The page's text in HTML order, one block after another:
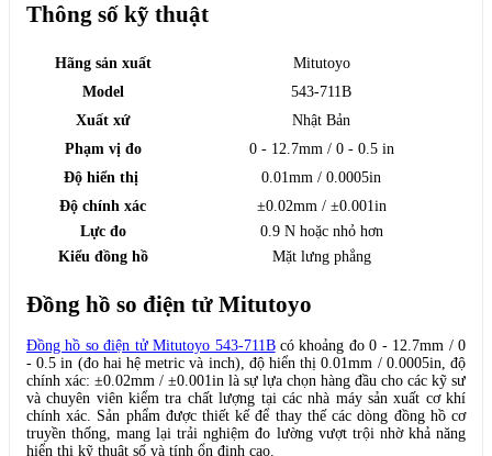
Thông số kỹ thuật
Hãng sản xuất
Mitutoyo
Model
543-711B
Xuất xứ
Nhật Bản
Phạm vị đo
0 - 12.7mm / 0 - 0.5 in
Độ hiển thị
0.01mm / 0.0005in
Độ chính xác
±0.02mm / ±0.001in
Lực đo
0.9 N hoặc nhỏ hơn
Kiểu đồng hồ
Mặt lưng phẳng
Đồng hồ so điện tử Mitutoyo
Đồng hồ so điện tử Mitutoyo 543-711Bcó khoảng đo 0 - 12.7mm / 0
- 0.5 in (đo hai hệ metric và inch), độ hiển thị 0.01mm / 0.0005in, độ
chính xác: ±0.02mm / ±0.001in là sự lựa chọn hàng đầu cho các kỹ sư
và chuyên viên kiểm tra chất lượng tại các nhà máy sản xuất cơ khí
chính xác. Sản phẩm được thiết kế để thay thế các dòng đồng hồ cơ
truyền thống, mang lại trải nghiệm đo lường vượt trội nhờ khả năng
hiển thị kỹ thuật số và tính ổn định cao.